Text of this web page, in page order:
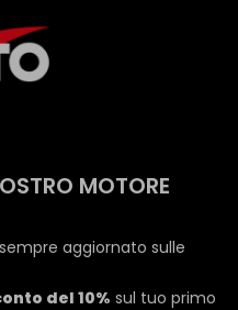
MOTORE
aggiornato sulle
del 10% sul tuo primo